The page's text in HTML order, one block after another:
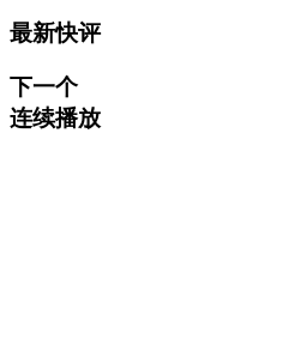
最新快评
下一个
连续播放